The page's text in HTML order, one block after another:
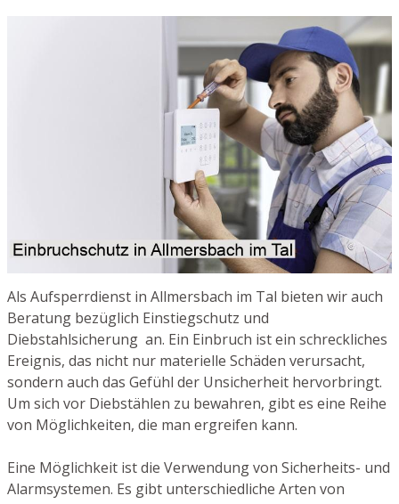
Als Aufsperrdienst in Allmersbach im Tal bieten wir auch
Beratung bezüglich Einstiegschutz und
Diebstahlsicherung an. Ein Einbruch ist ein schreckliches
Ereignis, das nicht nur materielle Schäden verursacht,
sondern auch das Gefühl der Unsicherheit hervorbringt.
Um sich vor Diebstählen zu bewahren, gibt es eine Reihe
von Möglichkeiten, die man ergreifen kann.
Eine Möglichkeit ist die Verwendung von Sicherheits- und
Alarmsystemen. Es gibt unterschiedliche Arten von